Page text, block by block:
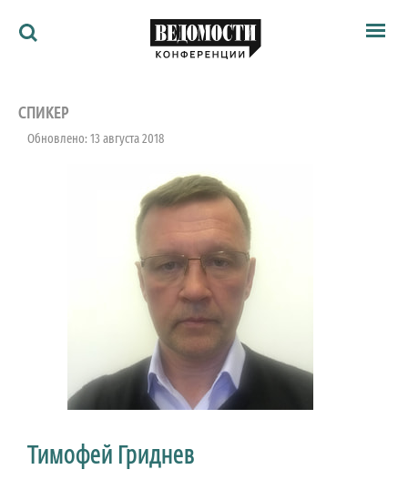
Архив
Ведомости
Как потратить
СПИКЕР
Обновлено: 13 августа 2018
Тимофей Гриднев